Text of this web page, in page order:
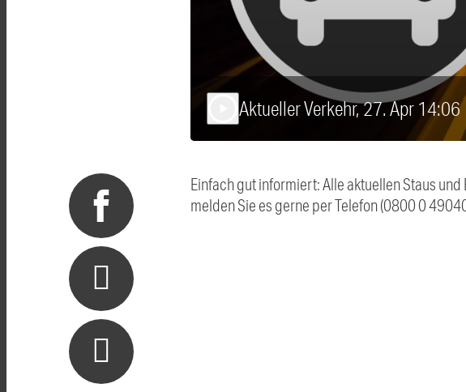
Aktueller Verkehr, 27. Apr 14:06
Einfach gut informiert: Alle aktuellen Staus
melden Sie es gerne per Telefon (0800 0